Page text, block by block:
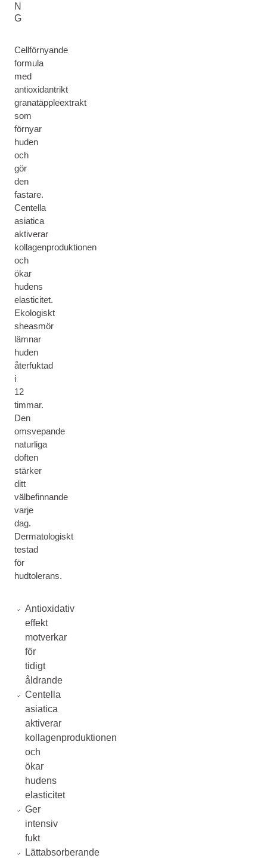
N
G
Cellförnyande
formula
med
antioxidantrikt
granatäppleextrakt
som
förnyar
huden
och
gör
den
fastare.
Centella
asiatica
aktiverar
kollagenproduktionen
och
ökar
hudens
elasticitet.
Ekologiskt
sheasmör
lämnar
huden
återfuktad
i
12
timmar.
Den
omsvepande
naturliga
doften
stärker
ditt
välbefinnande
varje
dag.
Dermatologiskt
testad
för
hudtolerans.
Antioxidativ
effekt
motverkar
för
tidigt
åldrande
Centella
asiatica
aktiverar
kollagenproduktionen
och
ökar
hudens
elasticitet
Ger
intensiv
fukt
Lättabsorberande